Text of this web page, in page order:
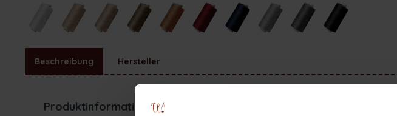
Beschreibung Hersteller
Produktinformationen "Nähgarn Polyester Jeansgarn (200 m /